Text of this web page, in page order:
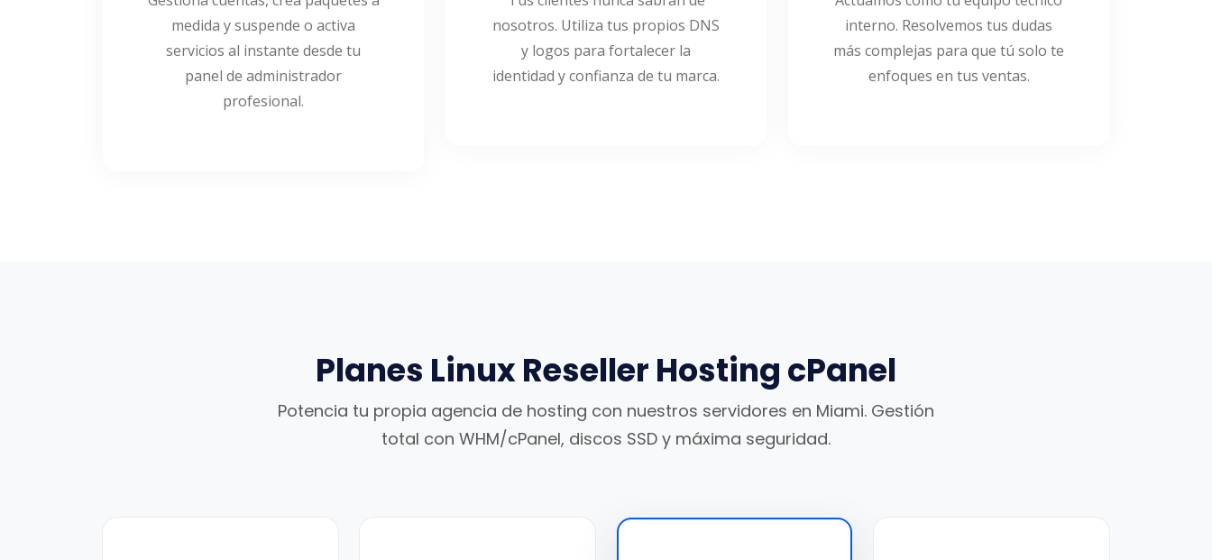
medida y suspende o activa
servicios al instante desde tu
panel de administrador
profesional.
nosotros. Utiliza tus propios DNS
y logos para fortalecer la
identidad y confianza de tu marca.
interno. Resolvemos tus dudas
más complejas para que tú solo te
enfoques en tus ventas.
Planes Linux Reseller Hosting cPanel
Potencia tu propia agencia de hosting con nuestros servidores en Miami. Gestión
total con WHM/cPanel, discos SSD y máxima seguridad.